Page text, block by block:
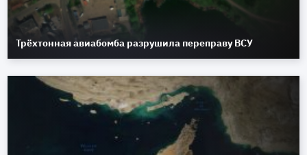
Трёхтонная авиабомба разрушила переправу ВСУ